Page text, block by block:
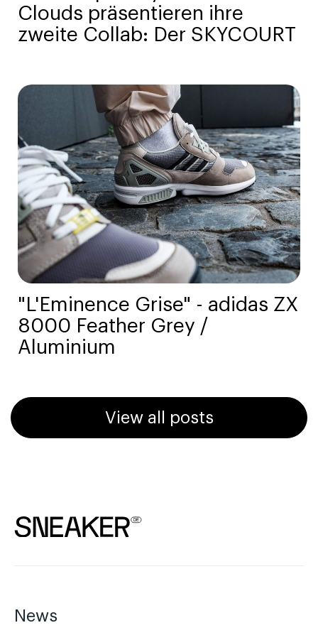
Clouds präsentieren ihre
zweite Collab: Der SKYCOURT
"L'Eminence Grise" - adidas ZX
8000 Feather Grey /
Aluminium
View all posts
News